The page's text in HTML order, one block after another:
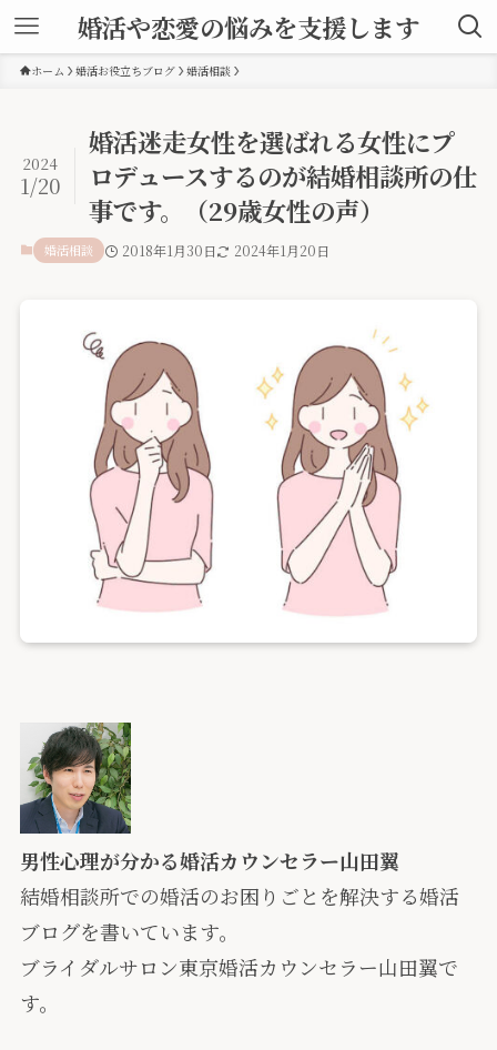
婚活や恋愛の悩みを支援します
ホーム 婚活お役立ちブログ 婚活相談
婚活迷走女性を選ばれる女性にプ
ロデュースするのが結婚相談所の仕
事です。（29歳女性の声）
2024
1/20
婚活相談 2018年1月30日 2024年1月20日
男性心理が分かる婚活カウンセラー山田翼
結婚相談所での婚活のお困りごとを解決する婚活
ブログを書いています。
ブライダルサロン東京婚活カウンセラー山田翼で
す。